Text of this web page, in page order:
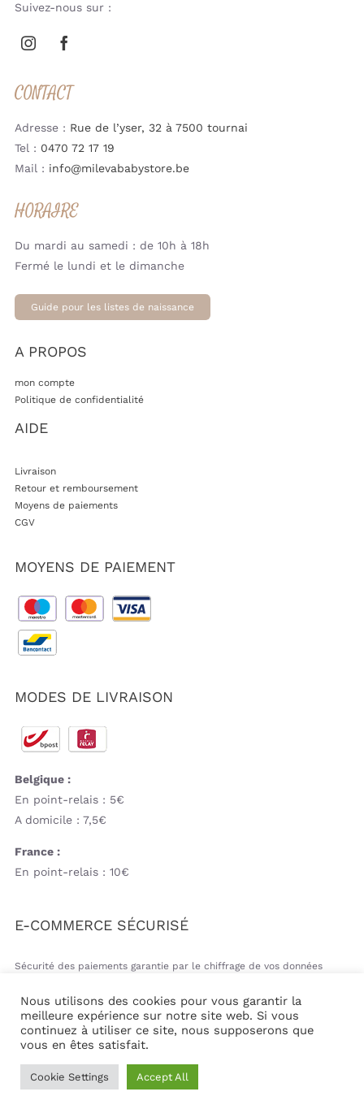
Suivez-nous sur :
CONTACT
Adresse : Rue de l’yser, 32 à 7500 tournai
Tel : 0470 72 17 19
Mail : info@milevababystore.be
HORAIRE
Du mardi au samedi : de 10h à 18h
Fermé le lundi et le dimanche
Guide pour les listes de naissance
A PROPOS
mon compte
Politique de confidentialité
AIDE
Livraison
Retour et remboursement
Moyens de paiements
CGV
MOYENS DE PAIEMENT
MODES DE LIVRAISON
Belgique :
En point-relais : 5€
A domicile : 7,5€
France :
En point-relais : 10€
E-COMMERCE SÉCURISÉ
Sécurité des paiements garantie par le chiffrage de vos données
© Copyright 2026 | Mil&va Babystore All Rights Reserved
| Powered byCommunika
Nous utilisons des cookies pour vous garantir la
meilleure expérience sur notre site web. Si vous
continuez à utiliser ce site, nous supposerons que
vous en êtes satisfait.
Cookie Settings Accept All